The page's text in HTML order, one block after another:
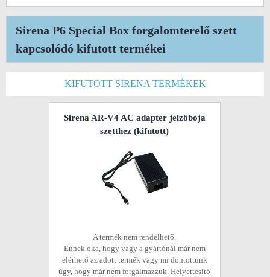
Sirena P6 Special Box forgalomterelő szett
kapcsolódó kifutott termékei
KIFUTOTT SIRENA TERMÉKEK
Sirena AR-V4 AC adapter jelzőbója
szetthez (kifutott)
A termék nem rendelhető.
Ennek oka, hogy vagy a gyártónál már nem
elérhető az adott termék vagy mi döntöttünk
úgy, hogy már nem forgalmazzuk. Helyettesítő